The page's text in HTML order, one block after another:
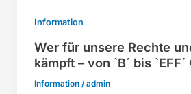
Information
Wer für unsere Rechte
kämpft – von `B´ bis `EFF´
Information/admin